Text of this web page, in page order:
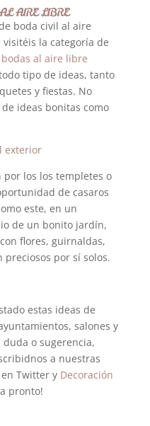
AIRE LIBRE
boda civil al aire
la categoría de
bodas al aire libre
tipo de ideas, tanto
y fiestas. No
ideas bonitas como
los los templetes o
de casaros
este, en un
de un bonito jardín,
flores, guirnaldas,
preciosos por sí solos.
estas ideas de
salones y
o sugerencia,
a nuestras
en Twitter y Decoración
pronto!